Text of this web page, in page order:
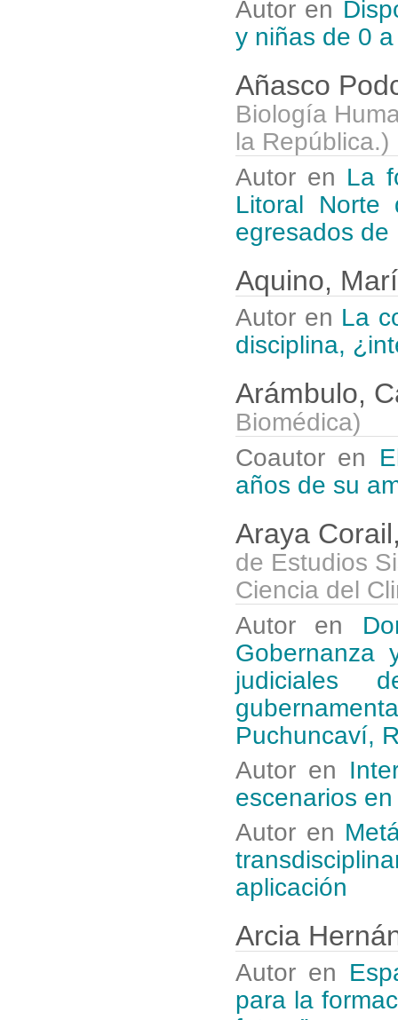
Autor en
y niñas de 0
Añasco
Biología
la República.)
Autor en La
Litoral Norte
egresados
Aquino,
Autor en La
disciplina,
Arámbulo,
Biomédica)
Coautor en
años de su
Araya
de Estudios
Ciencia del
Autor en
Gobernanza
judiciales
Puchuncaví,
Autor en
escenarios
Autor en
aplicación
Arcia
Autor en
para la